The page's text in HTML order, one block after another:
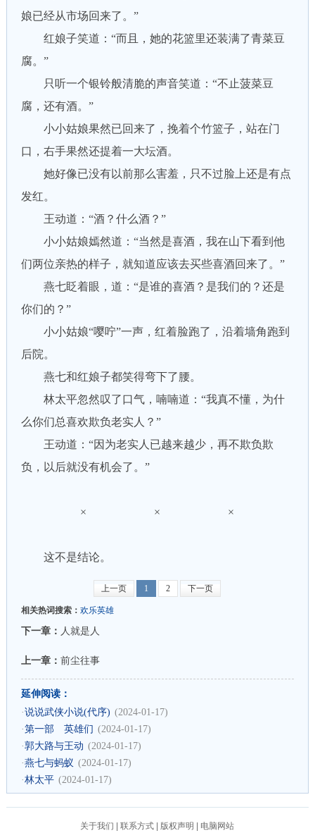
娘已经从市场回来了。”
红娘子笑道：“而且，她的花篮里还装满了青菜豆
腐。”
只听一个银铃般清脆的声音笑道：“不止菠菜豆
腐，还有酒。”
小小姑娘果然已回来了，挽着个竹篮子，站在门
口，右手果然还提着一大坛酒。
她好像已没有以前那么害羞，只不过脸上还是有点
发红。
王动道：“酒？什么酒？”
小小姑娘嫣然道：“当然是喜酒，我在山下看到他
们两位亲热的样子，就知道应该去买些喜酒回来了。”
燕七眨着眼，道：“是谁的喜酒？是我们的？还是
你们的？”
小小姑娘“嘤咛”一声，红着脸跑了，沿着墙角跑到
后院。
燕七和红娘子都笑得弯下了腰。
林太平忽然叹了口气，喃喃道：“我真不懂，为什
么你们总喜欢欺负老实人？”
王动道：“因为老实人已越来越少，再不欺负欺
负，以后就没有机会了。”
× × ×
这不是结论。
上一页 1 2 下一页
相关热词搜索： 欢乐英雄
下一章： 人就是人
上一章： 前尘往事
延伸阅读：
·说说武侠小说(代序) (2024-01-17)
·第一部 英雄们 (2024-01-17)
·郭大路与王动 (2024-01-17)
·燕七与蚂蚁 (2024-01-17)
·林太平 (2024-01-17)
关于我们 |联系方式 版权声明 电脑网站